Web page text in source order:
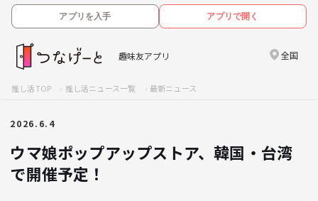
アプリを入手 アプリで開く
趣味友アプリ 全国
推し活TOP 推し活ニュース一覧 最新ニュース
2026.6.4
ウマ娘ポップアップストア、韓国・台湾
で開催予定！